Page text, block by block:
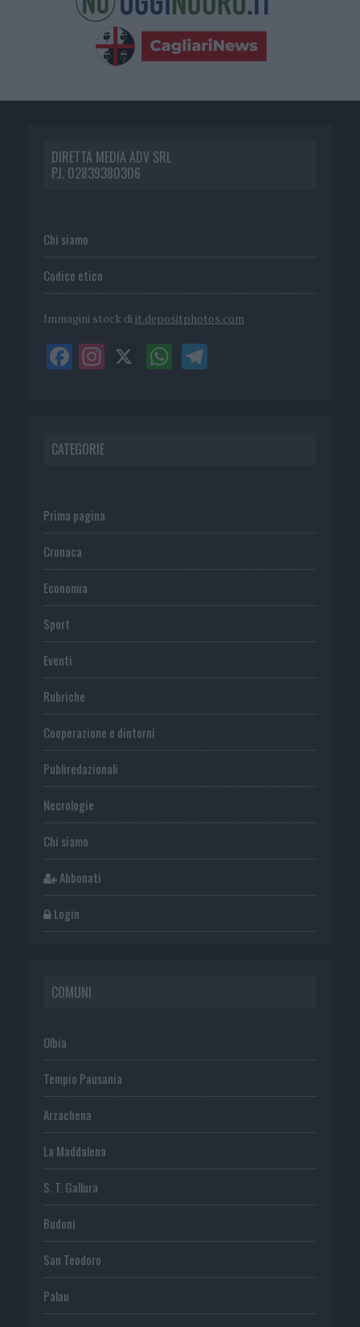
DIRETTA MEDIA ADV SRL
P.I. 02839380306
Chi siamo
Codice etico
Immagini stock di it.depositphotos.com
CATEGORIE
Prima pagina
Cronaca
Economia
Sport
Eventi
Rubriche
Cooperazione e dintorni
Publiredazionali
Necrologie
Chi siamo
Abbonati
Login
COMUNI
Olbia
Tempio Pausania
Arzachena
La Maddalena
S. T. Gallura
Budoni
San Teodoro
Palau